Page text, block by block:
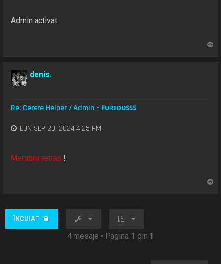
Admin activat.
denis.
Re: Cerere Helper / Admin - ꜰᴜʀɪᴏᴜꜱꜱꜱ
LUN SEP 23, 2024 4:25 PM
Membru retras !
ÎNCUIAT
4 mesaje • Pagina 1 din 1